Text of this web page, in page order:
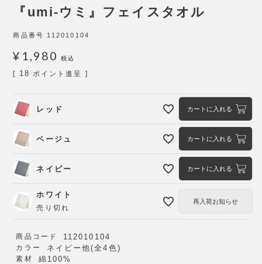
『umi-ウミ』フェイスタオル
商品番号 112010104
¥ 1,980 税込
[ 18 ポイント進呈 ]
レッド カートに入れる
ベージュ カートに入れる
ネイビー カートに入れる
ホワイト
売り切れ
再入荷お知らせ
商品コード 112010104
カラー ネイビー他(全4色)
素材 綿100%